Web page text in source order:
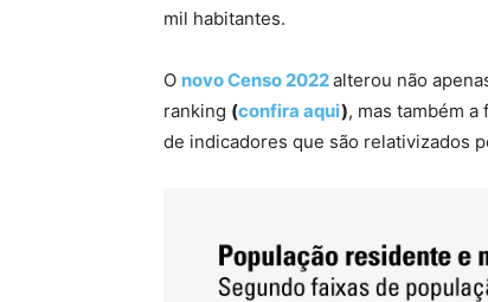
mil habitantes.
O novo Censo 2022alterou não
ranking (confira aqui), mas também
de indicadores que são relativizados